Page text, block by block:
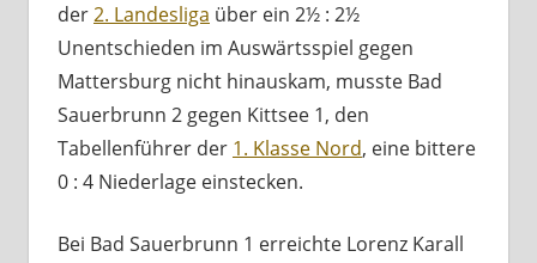
der2. Landesliga über ein 2½ : 2½
Unentschieden im Auswärtsspiel gegen
Mattersburg nicht hinauskam, musste Bad
Sauerbrunn 2 gegen Kittsee 1, den
Tabellenführer der 1. Klasse Nord, eine bittere
0 : 4 Niederlage einstecken.
Bei Bad Sauerbrunn 1 erreichte Lorenz Karall